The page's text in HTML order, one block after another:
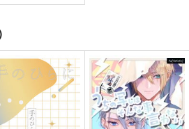
切長義×山姥切国広
サンプル
作品詳細
山姥切長義×山姥切国広
サンプル
作品詳細